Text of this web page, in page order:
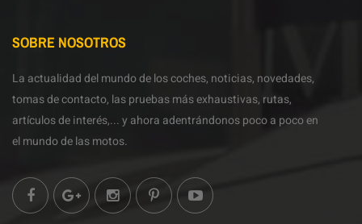
SOBRE NOSOTROS
La actualidad del mundo de los coches, noticias, novedades,
tomas de contacto, las pruebas más exhaustivas, rutas,
artículos de interés,... y ahora adentrándonos poco a poco en
el mundo de las motos.